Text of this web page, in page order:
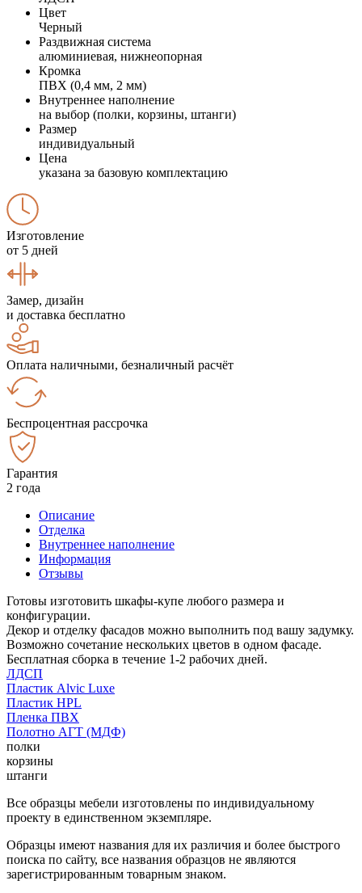
Цвет
Черный
Раздвижная система
алюминиевая, нижнеопорная
Кромка
ПВХ (0,4 мм, 2 мм)
Внутреннее наполнение
на выбор (полки, корзины, штанги)
Размер
индивидуальный
Цена
указана за базовую комплектацию
Изготовление
от 5 дней
Замер, дизайн
и доставка бесплатно
Оплата наличными, безналичный расчёт
Беспроцентная рассрочка
Гарантия
2 года
Описание
Отделка
Внутреннее наполнение
Информация
Отзывы
Готовы изготовить шкафы-купе любого размера и
конфигурации.
Декор и отделку фасадов можно выполнить под вашу задумку.
Возможно сочетание нескольких цветов в одном фасаде.
Бесплатная сборка в течение 1-2 рабочих дней.
ЛДСП
Пластик Alvic Luxe
Пластик HPL
Пленка ПВХ
Полотно АГТ (МДФ)
полки
корзины
штанги
Все образцы мебели изготовлены по индивидуальному
проекту в единственном экземпляре.
Образцы имеют названия для их различия и более быстрого
поиска по сайту, все названия образцов не являются
зарегистрированным товарным знаком.